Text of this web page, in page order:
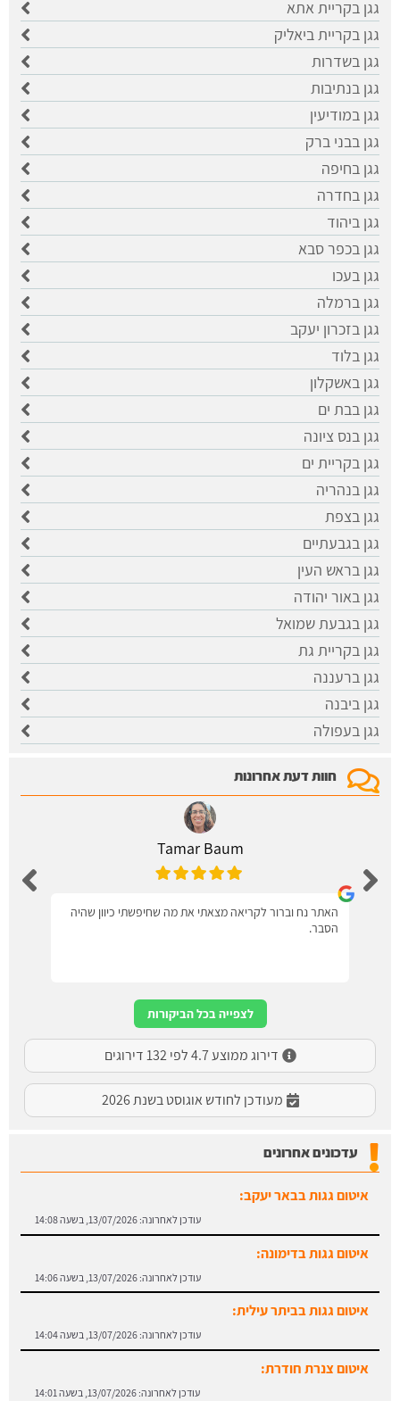
גגן בקריית אתא
גגן בקריית ביאליק
גגן בשדרות
גגן בנתיבות
גגן במודיעין
גגן בבני ברק
גגן בחיפה
גגן בחדרה
גגן ביהוד
גגן בכפר סבא
גגן בעכו
גגן ברמלה
גגן בזכרון יעקב
גגן בלוד
גגן באשקלון
גגן בבת ים
גגן בנס ציונה
גגן בקריית ים
גגן בנהריה
גגן בצפת
גגן בגבעתיים
גגן בראש העין
גגן באור יהודה
גגן בגבעת שמואל
גגן בקריית גת
גגן ברעננה
גגן ביבנה
גגן בעפולה
חוות דעת אחרונות
Tamar Baum
האתר נח וברור לקריאה מצאתי את מה שחיפשתי כיוון שהיה
הסבר.
לצפייה בכל הביקורות
דירוג ממוצע 4.7 לפי 132 דירוגים
מעודכן לחודש אוגוסט בשנת 2026
עדכונים אחרונים
איטום גגות בבאר יעקב: